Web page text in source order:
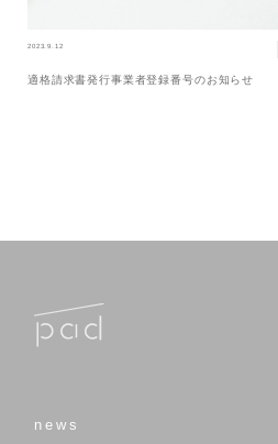
2023.9.12
適格請求書発行事業者登録番号のお知らせ
news